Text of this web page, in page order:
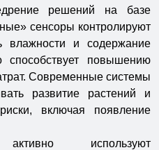
решений на базе
сенсоры контролируют
влажности и содержание
способствует повышению
Современные системы
развитие растений и
включая появление
активно используют